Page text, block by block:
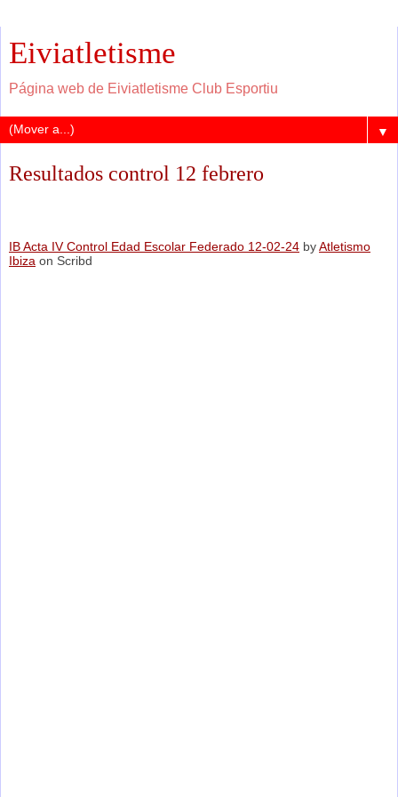
Eiviatletisme
Página web de Eiviatletisme Club Esportiu
▼
Resultados control 12 febrero
IB Acta IV Control Edad Escolar Federado 12-02-24 byAtletismo
Ibiza on Scribd